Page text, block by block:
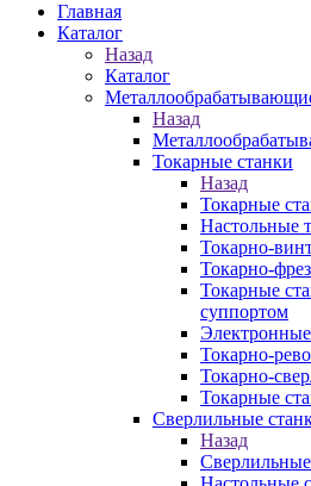
Главная
Каталог
Назад
Каталог
Назад
Токарные станки
Назад
Токарные
Настольные
Токарно-
Токарно-
Токарные
суппортом
Токарно-
Токарно-
Токарные
Сверлильные
Назад